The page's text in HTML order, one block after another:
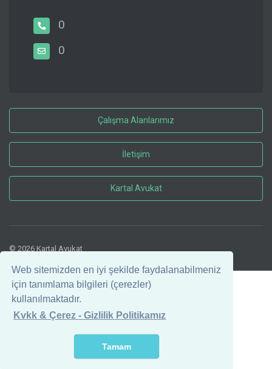
Web sitemizden en iyi şekilde faydalanabilmeniz
için tanımlama bilgileri (çerezler)
kullanılmaktadır.
Kvkk & Çerez - Gizlilik Politikamız
Tamam
0
0
Çalışma Alanlarımız
İletişim
Kartal Avukat
© 2026 Kartal Avukat